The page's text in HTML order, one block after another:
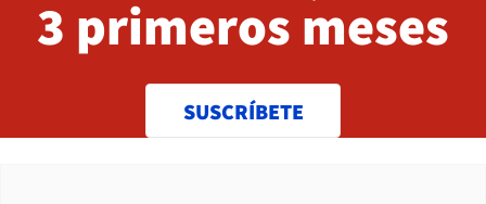
3 primeros meses
SUSCRÍBETE